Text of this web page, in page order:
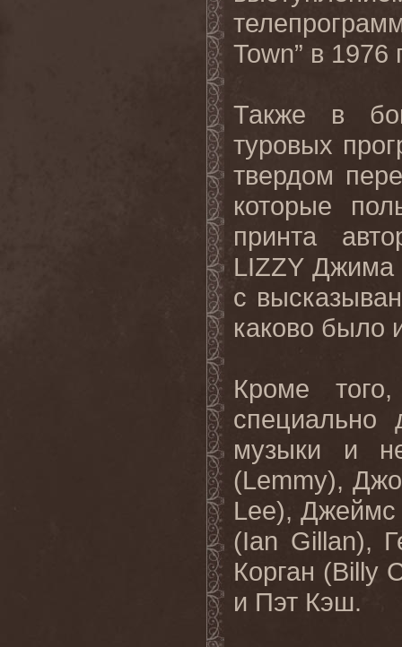
Town” в 1976
Также в
туровых
твердом
которые
принта
LIZZY Джима
с
каково было
Кроме
специально
музыки и
(Lemmy),
Lee),
(Ian Gillan),
Корган (Billy
и Пэт Кэш.